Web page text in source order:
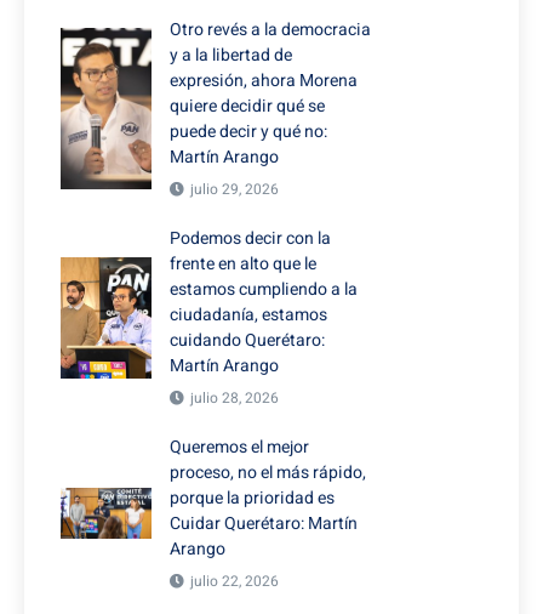
Otro revés a la democracia
y a la libertad de
expresión, ahora Morena
quiere decidir qué se
puede decir y qué no:
Martín Arango
julio 29, 2026
Podemos decir con la
frente en alto que le
estamos cumpliendo a la
ciudadanía, estamos
cuidando Querétaro:
Martín Arango
julio 28, 2026
Queremos el mejor
proceso, no el más rápido,
porque la prioridad es
Cuidar Querétaro: Martín
Arango
julio 22, 2026